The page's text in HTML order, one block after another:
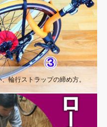
輪行ストラップの締め方。